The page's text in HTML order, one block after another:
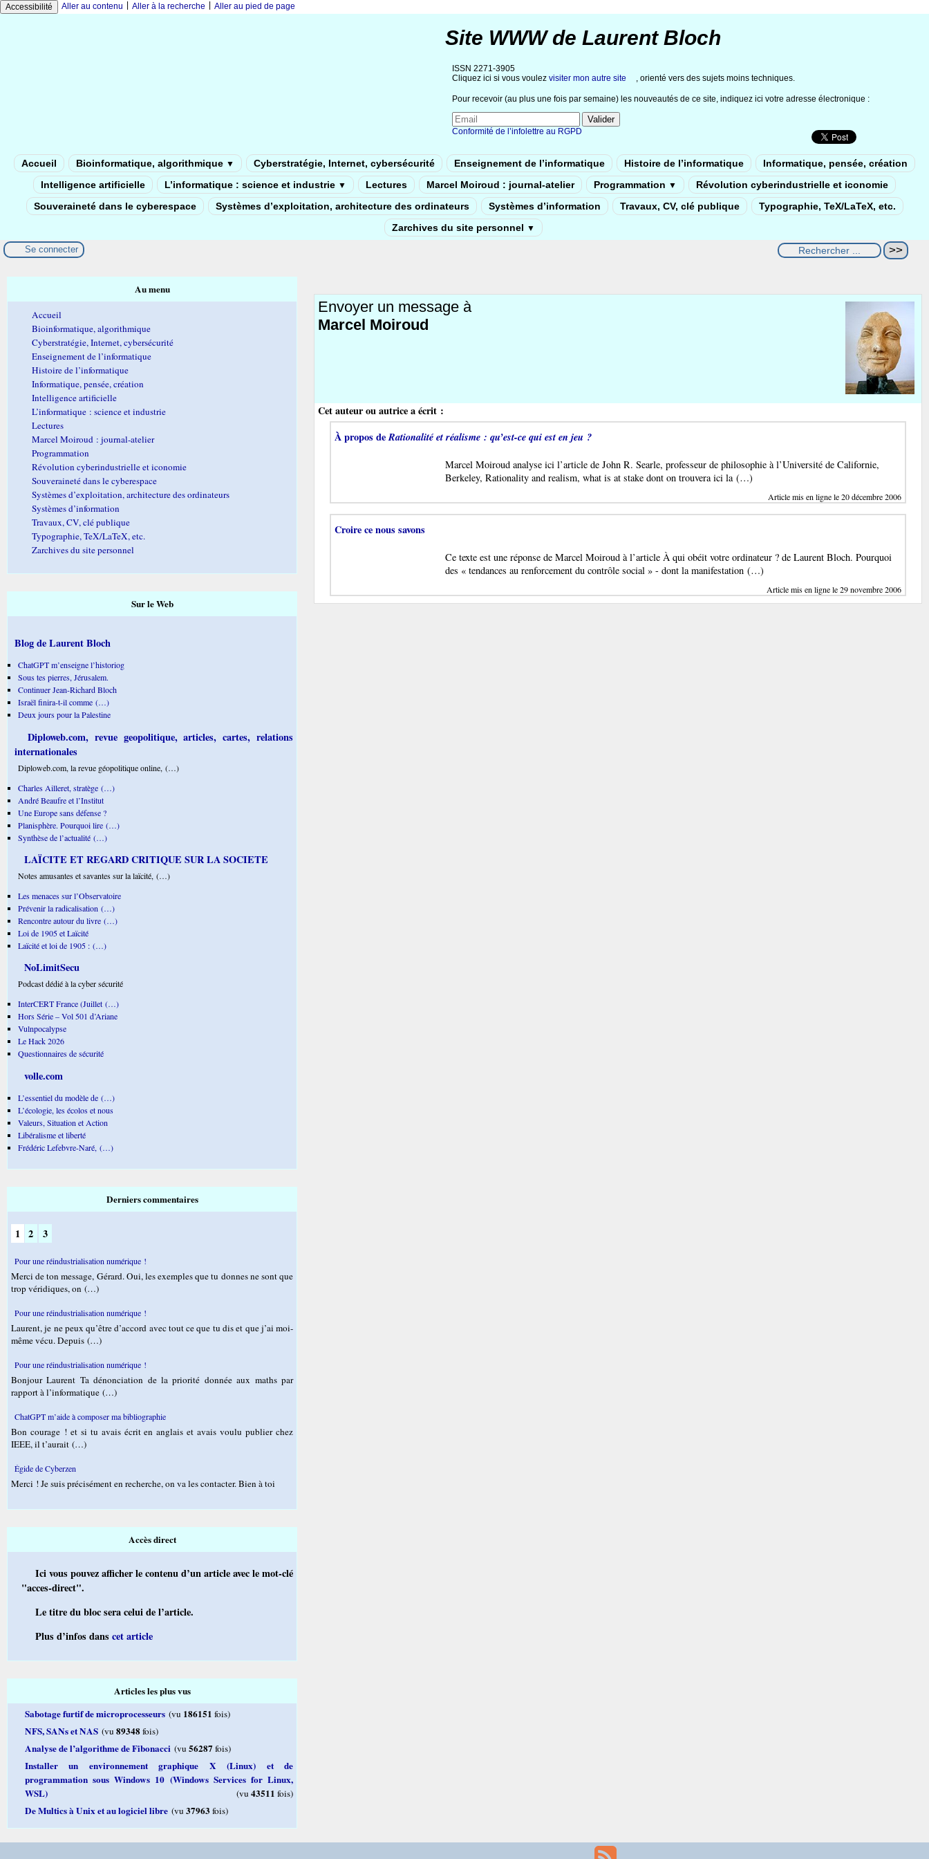
Accessibilité Aller au contenu Aller à la recherche Aller au pied de page
Site WWW de Laurent Bloch
ISSN 2271-3905
Cliquez ici si vous voulez visiter mon autre site , orienté vers des sujets moins techniques.
Pour recevoir (au plus une fois par semaine) les nouveautés de ce site, indiquez ici votre adresse électronique :
Conformité de l’infolettre au RGPD
Accueil Bioinformatique, algorithmique ▼ Cyberstratégie, Internet, cybersécurité Enseignement de l’informatique Histoire de l’informatique
Informatique, pensée, création
Intelligence artificielle
L’informatique : science et industrie ▼ Lectures Marcel Moiroud : journal-atelier Programmation ▼
Révolution cyberindustrielle et iconomie
Souveraineté dans le cyberespace
Systèmes d’exploitation, architecture des ordinateurs Systèmes d’information Travaux, CV, clé publique
Typographie, TeX/LaTeX, etc.
Zarchives du site personnel ▼
Se connecter
Envoyer un message à
Marcel Moiroud
Cet auteur ou autrice a écrit :
À propos deRationalité et réalisme : qu’est-ce qui est en jeu ?
Marcel Moiroud analyse ici l’article de John R. Searle, professeur de philosophie à l’Université de Californie,
Berkeley, Rationality and realism, what is at stake dont on trouvera ici la (…)
Article mis en ligne le 20 décembre 2006
Croire ce nous savons
Ce texte est une réponse de Marcel Moiroud à l’article À qui obéit votre ordinateur ? de Laurent Bloch. Pourquoi
des « tendances au renforcement du contrôle social » - dont la manifestation (…)
Article mis en ligne le 29 novembre 2006
Au menu
Accueil
Bioinformatique, algorithmique
Cyberstratégie, Internet, cybersécurité
Enseignement de l’informatique
Histoire de l’informatique
Informatique, pensée, création
Intelligence artificielle
L’informatique : science et industrie
Lectures
Marcel Moiroud : journal-atelier
Programmation
Révolution cyberindustrielle et iconomie
Souveraineté dans le cyberespace
Systèmes d’exploitation, architecture des ordinateurs
Systèmes d’information
Travaux, CV, clé publique
Typographie, TeX/LaTeX, etc.
Zarchives du site personnel
Sur le Web
Blog de Laurent Bloch
ChatGPT m’enseigne l’historiog
Sous tes pierres, Jérusalem.
Continuer Jean-Richard Bloch
Israël finira-t-il comme (…)
Deux jours pour la Palestine
Diploweb.com, revue geopolitique, articles, cartes, relations
internationales
Diploweb.com, la revue géopolitique online, (…)
Charles Ailleret, stratège (…)
André Beaufre et l’Institut
Une Europe sans défense ?
Planisphère. Pourquoi lire (…)
Synthèse de l’actualité (…)
LAÏCITE ET REGARD CRITIQUE SUR LA SOCIETE
Notes amusantes et savantes sur la laïcité, (…)
Les menaces sur l’Observatoire
Prévenir la radicalisation (…)
Rencontre autour du livre (…)
Loi de 1905 et Laïcité
Laïcité et loi de 1905 : (…)
NoLimitSecu
Podcast dédié à la cyber sécurité
InterCERT France (Juillet (…)
Hors Série – Vol 501 d’Ariane
Vulnpocalypse
Le Hack 2026
Questionnaires de sécurité
volle.com
L’essentiel du modèle de (…)
L’écologie, les écolos et nous
Valeurs, Situation et Action
Libéralisme et liberté
Frédéric Lefebvre-Naré, (…)
Derniers commentaires
1 2 3
Pour une réindustrialisation numérique !
Merci de ton message, Gérard. Oui, les exemples que tu donnes ne sont que
trop véridiques, on (…)
Pour une réindustrialisation numérique !
Laurent, je ne peux qu’être d’accord avec tout ce que tu dis et que j’ai moi-
même vécu. Depuis (…)
Pour une réindustrialisation numérique !
Bonjour Laurent Ta dénonciation de la priorité donnée aux maths par
rapport à l’informatique (…)
ChatGPT m’aide à composer ma bibliographie
Bon courage ! et si tu avais écrit en anglais et avais voulu publier chez
IEEE, il t’aurait (…)
Égide de Cyberzen
Merci ! Je suis précisément en recherche, on va les contacter. Bien à toi
Accès direct
Ici vous pouvez afficher le contenu d’un article avec le mot-clé
"acces-direct".
Le titre du bloc sera celui de l’article.
Plus d’infos dans cet article
Articles les plus vus
Sabotage furtif de microprocesseurs (vu 186151 fois)
NFS, SANs et NAS (vu 89348fois)
Analyse de l’algorithme de Fibonacci (vu 56287fois)
Installer un environnement graphique X (Linux) et de
programmation sous Windows 10 (Windows Services for Linux,
WSL)
(vu43511 fois)
De Multics à Unix et au logiciel libre (vu 37963 fois)